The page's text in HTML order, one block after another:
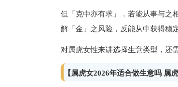
但「克中亦有求」，若能从事与之
解「金」之风险，反能从中获得稳
对属虎女性来讲选择生意类型，还
【属虎女2026年适合做生意吗 属